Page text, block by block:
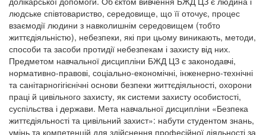
людське співтовариство, середовище, що її оточує, процес
взаємодії людини з навколишнім середовищем (тобто
життєдіяльністю), небезпеки, які при цьому виникають, методи,
способи та засоби протидії небезпекам і захисту від них.
Предметом навчальної дисципліни БЖД ЦЗ є законодавчі,
нормативно-правові, соціально-економічні, інженерно-технічні
та санітарногігієнічні основи безпеки життєдіяльності, охорони
праці й цивільного захисту, як системи захисту особистості,
суспільства і держави. Мета навчальної дисципліни «Безпека
життєдіяльності та цивільний захист»: набути студентом знань,
умінь та компетенцій для здійснення професійної діяльності за